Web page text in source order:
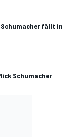
Schumacher fällt in
Schumacher